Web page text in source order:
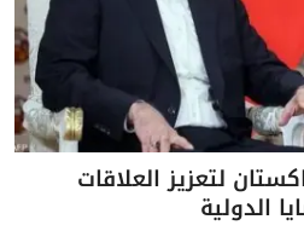
لتعزيز العلاقات
الدولية